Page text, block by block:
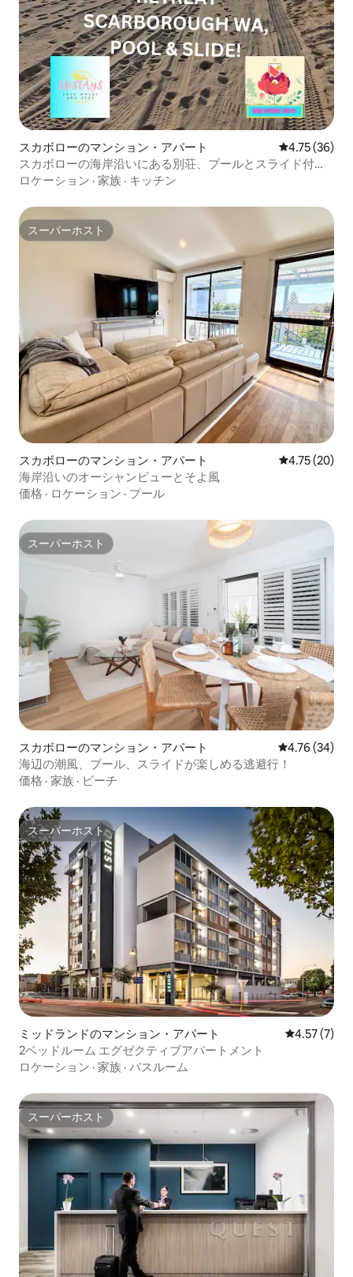
スカボローのマンション・アパート レビュー36
4.75 (36)
スカボローの海岸沿いにある別荘、プールとスライド付
き！
ロケーション · 家族 · キッチン
スーパーホスト
スーパーホスト
スカボローのマンション・アパート レビュー20
4.75 (20)
海岸沿いのオーシャンビューとそよ風
価格 · ロケーション · プール
スーパーホスト
スーパーホスト
スカボローのマンション・アパート レビュー34
4.76 (34)
海辺の潮風、プール、スライドが楽しめる逃避行！
価格 · 家族 · ビーチ
スーパーホスト
スーパーホスト
ミッドランドのマンション・アパート レビュー7
4.57 (7)
2ベッドルーム エグゼクティブアパートメント
ロケーション · 家族 · バスルーム
スーパーホスト
スーパーホスト